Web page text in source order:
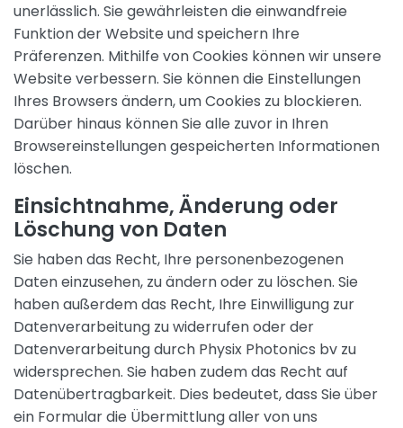
unerlässlich. Sie gewährleisten die einwandfreie
Funktion der Website und speichern Ihre
Präferenzen. Mithilfe von Cookies können wir unsere
Website verbessern. Sie können die Einstellungen
Ihres Browsers ändern, um Cookies zu blockieren.
Darüber hinaus können Sie alle zuvor in Ihren
Browsereinstellungen gespeicherten Informationen
löschen.
Einsichtnahme, Änderung oder
Löschung von Daten
Sie haben das Recht, Ihre personenbezogenen
Daten einzusehen, zu ändern oder zu löschen. Sie
haben außerdem das Recht, Ihre Einwilligung zur
Datenverarbeitung zu widerrufen oder der
Datenverarbeitung durch Physix Photonics bv zu
widersprechen. Sie haben zudem das Recht auf
Datenübertragbarkeit. Dies bedeutet, dass Sie über
ein Formular die Übermittlung aller von uns